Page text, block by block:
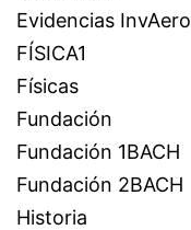
Evidencias InvAero
FÍSICA1
Físicas
Fundación
Fundación 1BACH
Fundación 2BACH
Historia